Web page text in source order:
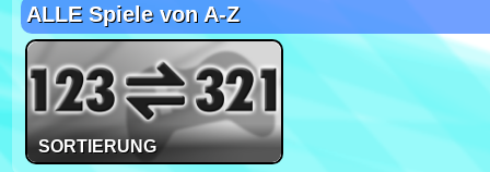
ALLE Spiele von A-Z
SORTIERUNG